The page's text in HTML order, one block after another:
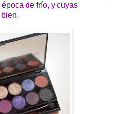
de frío, y cuyas